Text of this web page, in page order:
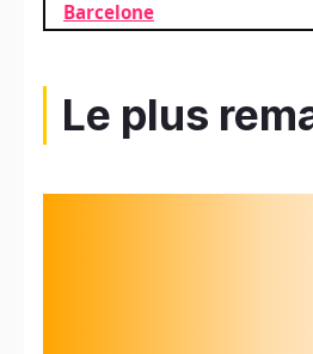
Barcelone
Le plus